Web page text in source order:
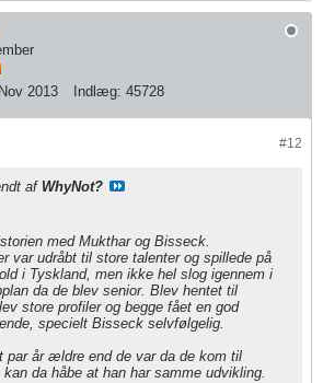
Nov 2013 Indlæg: 45728
#12
af WhyNot?
med Mukthar og Bisseck.
var udråbt til store talenter og spillede på
i Tyskland, men ikke hel slog igennem i
da de blev senior. Blev hentet til
store profiler og begge fået en god
specielt Bisseck selvfølgelig.
par år ældre end de var da de kom til
da håbe at han har samme udvikling.